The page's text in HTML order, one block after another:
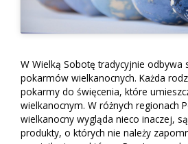
W Wielką Sobotę tradycyjnie odbywa
pokarmów wielkanocnych. Każda
pokarmy do święcenia, które
wielkanocnym. W różnych regionach
wielkanocny wygląda nieco inaczej,
produkty, o których nie należy